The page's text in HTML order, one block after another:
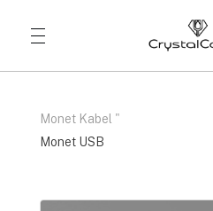
Monet Kabel "
Monet USB